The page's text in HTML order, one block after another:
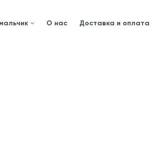
О нас Доставка и оплата